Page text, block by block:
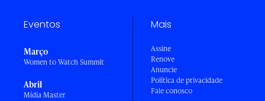
Eventos
Março
Women to Watch Summit
Abril
Mídia Master
Mais
Assine
Renove
Anuncie
Política de privacidade
Fale conosco